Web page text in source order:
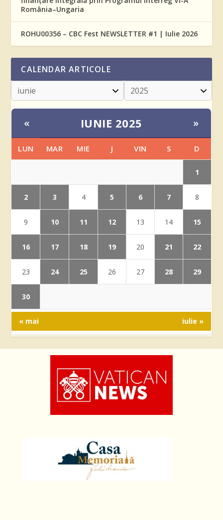
România–Ungaria
ROHU00356 – CBC Fest NEWSLETTER #1 | Iulie 2026
CALENDAR ARTICOLE
« IUNIE 2025 »
LUN MAR MIE J VIN S D
1
2 3 4 5 6 7 8
9 10 11 12 13 14 15
16 17 18 19 20 21 22
23 24 25 26 27 28 29
30
« mai iulie »